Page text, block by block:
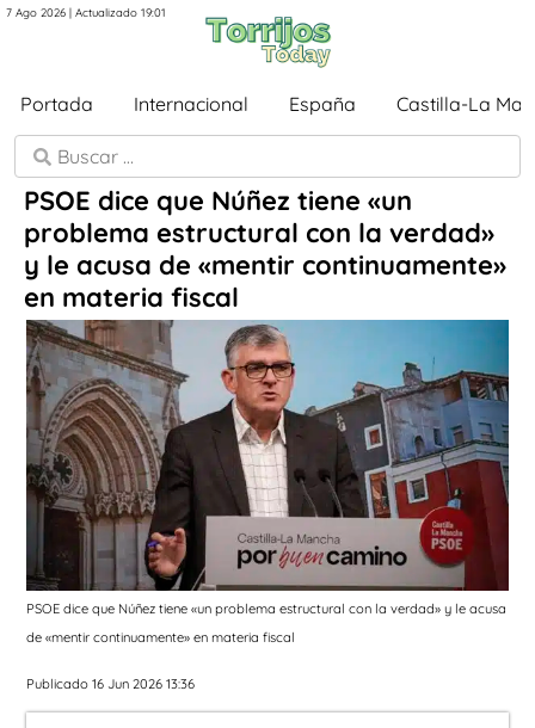
7 Ago 2026 | Actualizado 19:01
Portada Internacional España Castilla-La
PSOE dice que Núñez tiene «un
problema estructural con la verdad»
y le acusa de «mentir continuamente»
en materia fiscal
PSOE dice que Núñez tiene «un problema estructural con la verdad» y le acusa
de «mentir continuamente» en materia fiscal
Publicado 16 Jun 2026 13:36